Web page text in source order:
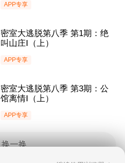
APP专享
密室大逃脱第八季 第1期：绝
叫山庄Ⅰ（上）
APP专享
密室大逃脱第八季 第3期：公
馆离情Ⅰ（上）
APP专享
换一换